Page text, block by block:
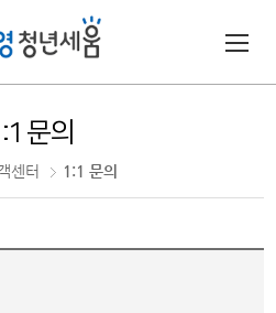
문의
센터 1:1 문의